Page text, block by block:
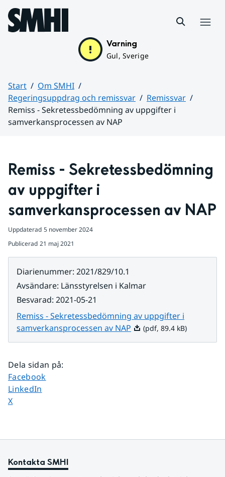
Hoppa till sidans innehåll
Varning
Gul, Sverige
Start
Om SMHI
Regeringsuppdrag och remissvar
Remissvar
Remiss - Sekretessbedömning av uppgifter i
samverkansprocessen av NAP
Remiss - Sekretessbedömning
av uppgifter i
samverkansprocessen av NAP
Uppdaterad 5 november 2024
Publicerad 21 maj 2021
Diarienummer: 2021/829/10.1
Avsändare: Länsstyrelsen i Kalmar
Besvarad: 2021-05-21
Remiss - Sekretessbedömning av uppgifter i
samverkansprocessen av NAP Pdf, 89.4 kB.
(pdf, 89.4 kB)
Dela sidan på:
Dela sidan på
Facebook
Dela sidan på
LinkedIn
Dela sidan på
X
Kontakta SMHI